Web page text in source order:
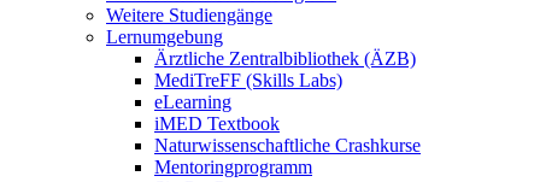
Weitere Studiengänge
Lernumgebung
Ärztliche Zentralbibliothek (ÄZB)
MediTreFF (Skills Labs)
eLearning
iMED Textbook
Naturwissenschaftliche Crashkurse
Mentoringprogramm